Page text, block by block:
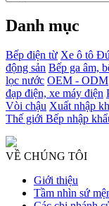
Danh mục
Bếp điện từ Xe ô tô
động sản Bếp ga âm,
lọc nước OEM - ODM
đạp điện, xe máy điện
Vòi chậu Xuất nhập
Thế giới Bếp nhập
VỀ CHÚNG TÔI
Giới thiệu
Tầm nhìn sứ